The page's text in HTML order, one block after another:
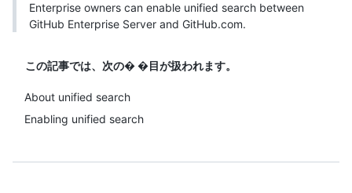
この記事では、次の� �目が扱われます。
About unified search
Enabling unified search
Enterprise owners can enable unified search between
GitHub Enterprise Server and GitHub.com.